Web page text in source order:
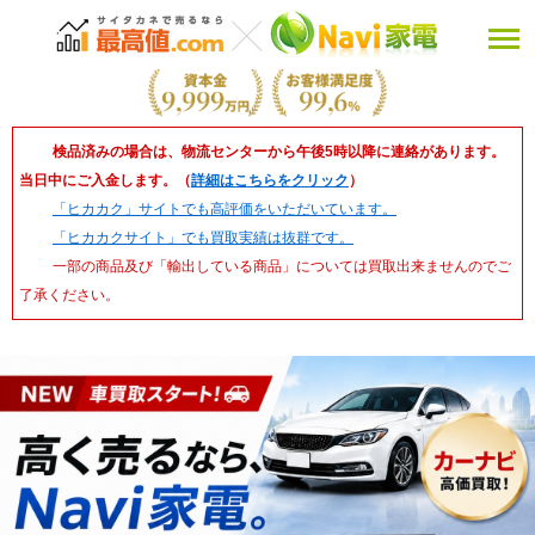
検品済みの場合は、物流センターから午後5時以降に連絡があります。
当日中にご入金します。（詳細はこちらをクリック ）
「ヒカカク」サイトでも高評価をいただいています。
「ヒカカクサイト」でも買取実績は抜群です。
一部の商品及び「輸出している商品」については買取出来ませんのでご
了承ください。